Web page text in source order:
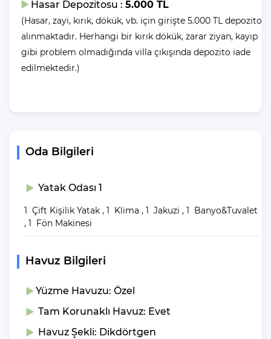
Hasar Depozitosu : 5.000 TL
(Hasar, zayi, kırık, dökük, vb. için girişte 5.000 TL depozito
alınmaktadır. Herhangi bir kırık dökük, zarar ziyan, kayıp
gibi problem olmadığında villa çıkışında depozito iade
edilmektedir.)
Oda Bilgileri
Yatak Odası 1
1 Çift Kişilik Yatak , 1 Klima , 1 Jakuzi , 1 Banyo&Tuvalet
, 1 Fön Makinesi
Havuz Bilgileri
Yüzme Havuzu: Özel
Tam Korunaklı Havuz: Evet
Havuz Şekli: Dikdörtgen